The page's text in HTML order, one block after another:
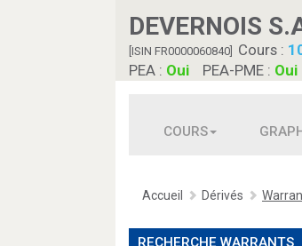
DEVERNOIS
[ISIN FR0000060840] Cours :
PEA : Oui PEA-PME : Oui
COURS
Accueil Dérivés
RECHERCHE WARRANTS